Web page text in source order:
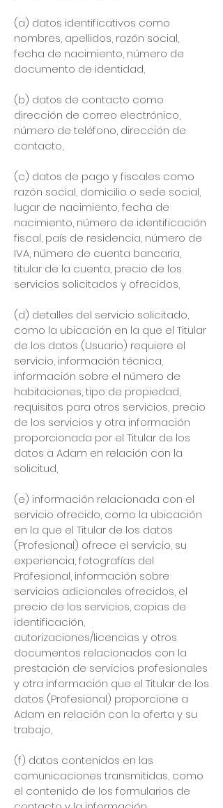
(a) datos identificativos como
nombres, apellidos, razón social,
fecha de nacimiento, número de
documento de identidad,
(b) datos de contacto como
dirección de correo electrónico,
número de teléfono, dirección de
contacto,
(c) datos de pago y fiscales como
razón social, domicilio o sede social,
lugar de nacimiento, fecha de
nacimiento, número de identificación
fiscal, país de residencia, número de
IVA, número de cuenta bancaria,
titular de la cuenta, precio de los
servicios solicitados y ofrecidos,
(d) detalles del servicio solicitado,
como la ubicación en la que el Titular
de los datos (Usuario) requiere el
servicio, información técnica,
información sobre el número de
habitaciones, tipo de propiedad,
requisitos para otros servicios, precio
de los servicios y otra información
proporcionada por el Titular de los
datos a Adam en relación con la
solicitud,
(e) información relacionada con el
servicio ofrecido, como la ubicación
en la que el Titular de los datos
(Profesional) ofrece el servicio, su
experiencia, fotografías del
Profesional, información sobre
servicios adicionales ofrecidos, el
precio de los servicios, copias de
identificación,
autorizaciones/licencias y otros
documentos relacionados con la
prestación de servicios profesionales
y otra información que el Titular de los
datos (Profesional) proporcione a
Adam en relación con la oferta y su
trabajo,
(f) datos contenidos en las
comunicaciones transmitidas, como
el contenido de los formularios de